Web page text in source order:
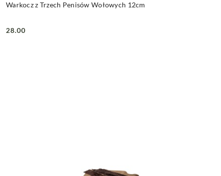
Warkocz z Trzech Penisów Wołowych 12cm
Cena:
28.00